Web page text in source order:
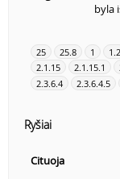
byla
25 25.8 1 1.2
2.1.15
2.1.15.1
2.3.6.4
2.3.6.4.5
Ryšiai
Cituoja